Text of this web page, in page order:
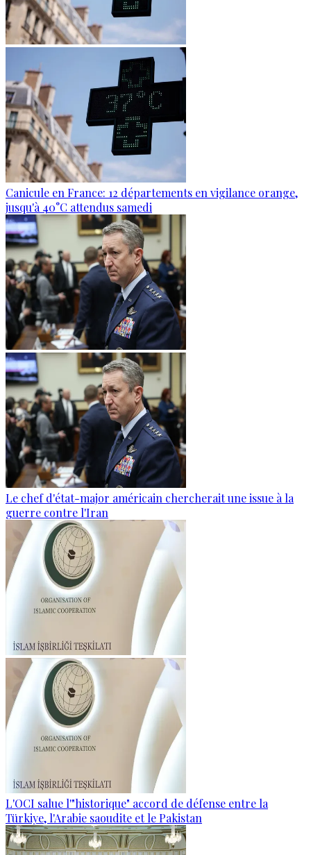
Canicule en France: 12 départements en vigilance orange,
jusqu'à 40°C attendus samedi
Le chef d'état-major américain chercherait une issue à la
guerre contre l'Iran
L'OCI salue l'"historique" accord de défense entre la
Türkiye, l'Arabie saoudite et le Pakistan